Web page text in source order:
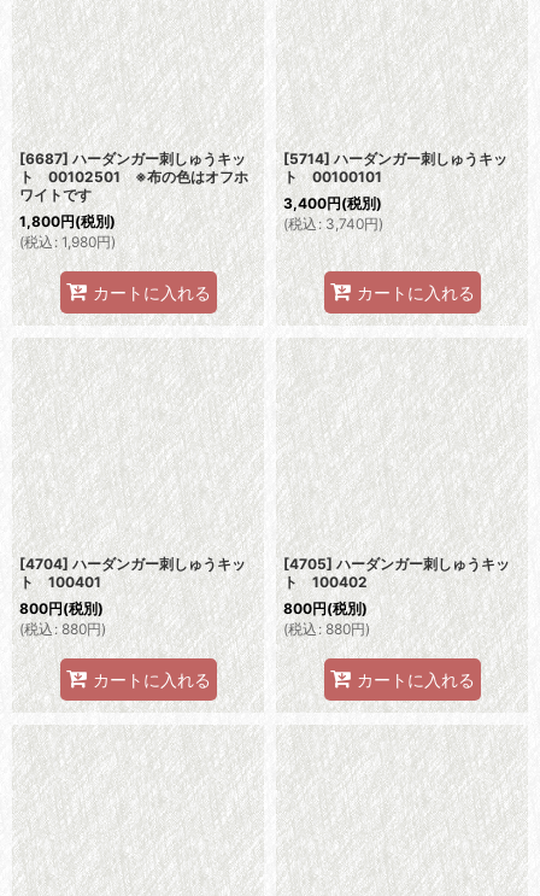
[6687] ハーダンガー刺しゅうキッ
ト 00102501 ※布の色はオフホ
ワイトです
1,800円(税別)
(税込 : 1,980円)
カートに入れる
[5714] ハーダンガー刺しゅうキッ
ト 00100101
3,400円(税別)
(税込: 3,740円)
カートに入れる
[4704] ハーダンガー刺しゅうキッ
ト 100401
800円(税別)
(税込: 880円)
カートに入れる
[4705] ハーダンガー刺しゅうキッ
ト 100402
800円(税別)
(税込: 880円)
カートに入れる